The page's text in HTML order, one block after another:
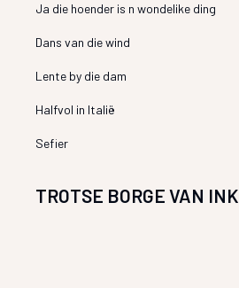
Ja die hoender is n wondelike ding
Dans van die wind
Lente by die dam
Halfvol in Italië
Sefier
TROTSE BORGE VAN INK